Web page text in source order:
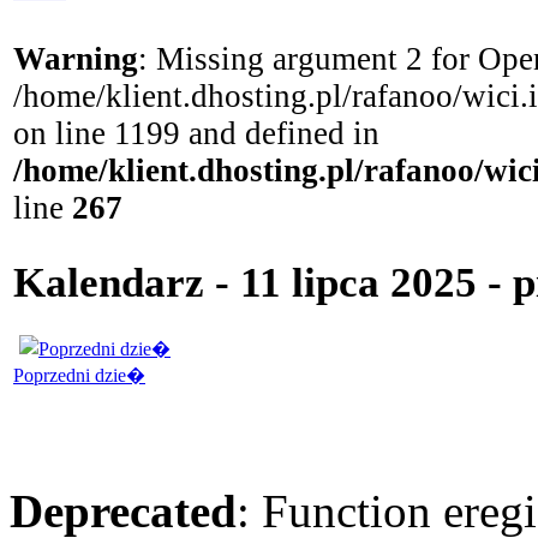
Warning: Missing argument 2 for
/home/klient.dhosting.pl/rafanoo/
on line 1199 and defined in
/home/klient.dhosting.pl/rafanoo/
line 267
Kalendarz - 11 lipca 2025 -
Poprzedni dzie�
Deprecated: Function